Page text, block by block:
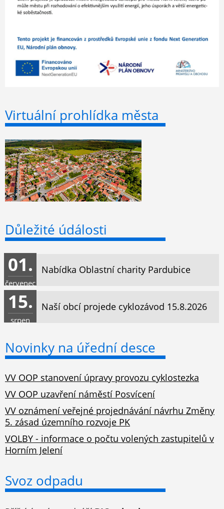
Virtuální prohlídka města
Důležité údálosti
Nabídka Oblastní charity Pardubice
01.
červenec
Naší obcí projede cyklozávod 15.8.2026
15.
srpen
Novinky na úřední desce
VV OOP stanovení úpravy provozu cyklostezka
VV OOP uzavření náměstí Posvícení
VV oznámení veřejné projednávání návrhu Změny
5. zásad územního rozvoje PK
VOLBY - informace o počtu volených zastupitelů v
Horním Jelení
Svoz odpadu